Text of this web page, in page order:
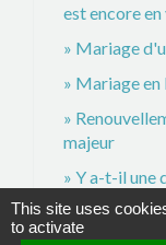
est encore en
Mariage
Mariage en
majeur
Y a-t-il une
This site uses
to activate